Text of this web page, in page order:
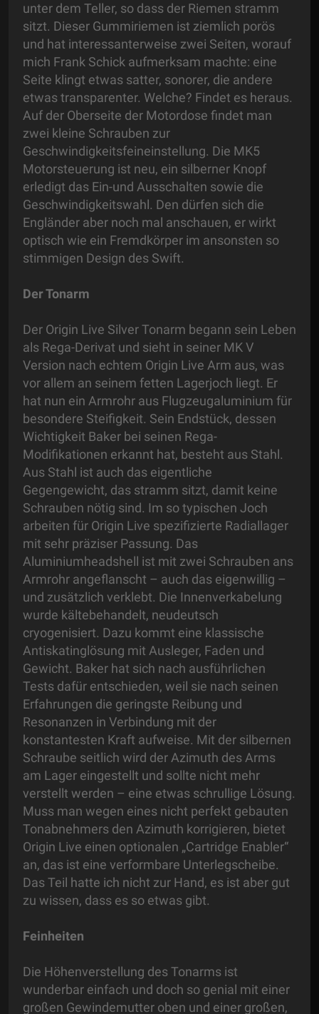
unter dem Teller, so dass der Riemen stramm
sitzt. Dieser Gummiriemen ist ziemlich porös
und hat interessanterweise zwei Seiten, worauf
mich Frank Schick aufmerksam machte: eine
Seite klingt etwas satter, sonorer, die andere
etwas transparenter. Welche? Findet es heraus.
Auf der Oberseite der Motordose findet man
zwei kleine Schrauben zur
Geschwindigkeitsfeineinstellung. Die MK5
Motorsteuerung ist neu, ein silberner Knopf
erledigt das Ein-und Ausschalten sowie die
Geschwindigkeitswahl. Den dürfen sich die
Engländer aber noch mal anschauen, er wirkt
optisch wie ein Fremdkörper im ansonsten so
stimmigen Design des Swift.
Der Tonarm
Der Origin Live Silver Tonarm begann sein Leben
als Rega-Derivat und sieht in seiner MK V
Version nach echtem Origin Live Arm aus, was
vor allem an seinem fetten Lagerjoch liegt. Er
hat nun ein Armrohr aus Flugzeugaluminium für
besondere Steifigkeit. Sein Endstück, dessen
Wichtigkeit Baker bei seinen Rega-
Modifikationen erkannt hat, besteht aus Stahl.
Aus Stahl ist auch das eigentliche
Gegengewicht, das stramm sitzt, damit keine
Schrauben nötig sind. Im so typischen Joch
arbeiten für Origin Live spezifizierte Radiallager
mit sehr präziser Passung. Das
Aluminiumheadshell ist mit zwei Schrauben ans
Armrohr angeflanscht – auch das eigenwillig –
und zusätzlich verklebt. Die Innenverkabelung
wurde kältebehandelt, neudeutsch
cryogenisiert. Dazu kommt eine klassische
Antiskatinglösung mit Ausleger, Faden und
Gewicht. Baker hat sich nach ausführlichen
Tests dafür entschieden, weil sie nach seinen
Erfahrungen die geringste Reibung und
Resonanzen in Verbindung mit der
konstantesten Kraft aufweise. Mit der silbernen
Schraube seitlich wird der Azimuth des Arms
am Lager eingestellt und sollte nicht mehr
verstellt werden – eine etwas schrullige Lösung.
Muss man wegen eines nicht perfekt gebauten
Tonabnehmers den Azimuth korrigieren, bietet
Origin Live einen optionalen „Cartridge Enabler“
an, das ist eine verformbare Unterlegscheibe.
Das Teil hatte ich nicht zur Hand, es ist aber gut
zu wissen, dass es so etwas gibt.
Feinheiten
Die Höhenverstellung des Tonarms ist
wunderbar einfach und doch so genial mit einer
großen Gewindemutter oben und einer großen,